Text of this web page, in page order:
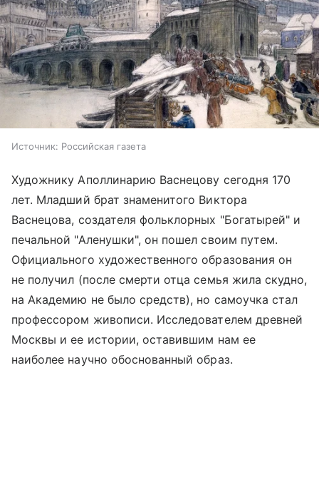
Источник: Российская газета
Художнику Аполлинарию Васнецову сегодня 170
лет. Младший брат знаменитого Виктора
Васнецова, создателя фольклорных "Богатырей" и
печальной "Аленушки", он пошел своим путем.
Официального художественного образования он
не получил (после смерти отца семья жила скудно,
на Академию не было средств), но самоучка стал
профессором живописи. Исследователем древней
Москвы и ее истории, оставившим нам ее
наиболее научно обоснованный образ.